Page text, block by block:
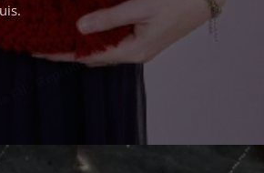
- Reproduction Interdite